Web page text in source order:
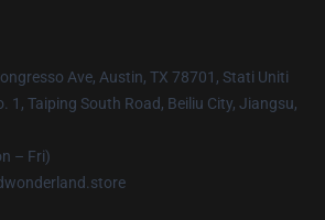
Ave, Austin, TX 78701, Stati Uniti
1, Taiping South Road, Beiliu City, Jiangsu,
– Fri)